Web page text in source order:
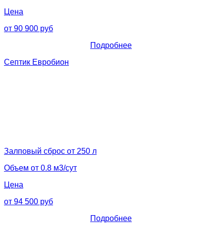
Цена
от 90 900 руб
Подробнее
Септик Евробион
Залповый сброс от 250 л
Объем от 0.8 м3/сут
Цена
от 94 500 руб
Подробнее